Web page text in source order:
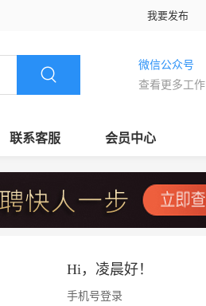
我要发布
微信公众号
查看更多工作
联系客服 会员中心
Hi， 凌晨好！
手机号登录